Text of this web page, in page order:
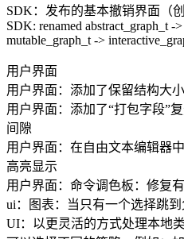
SDK：发布的基本撤销界面（
SDK: renamed abstract_graph_t -
mutable_graph_t ->
用户界面
用户界面：添加了保留结构大
用户界面：添加了“打包字段”
间隙
用户界面：在自由文本编辑器
高亮显示
用户界面：命令调色板：修复
ui：图表：当只有一个选择跳
UI：以更灵活的方式处理本地